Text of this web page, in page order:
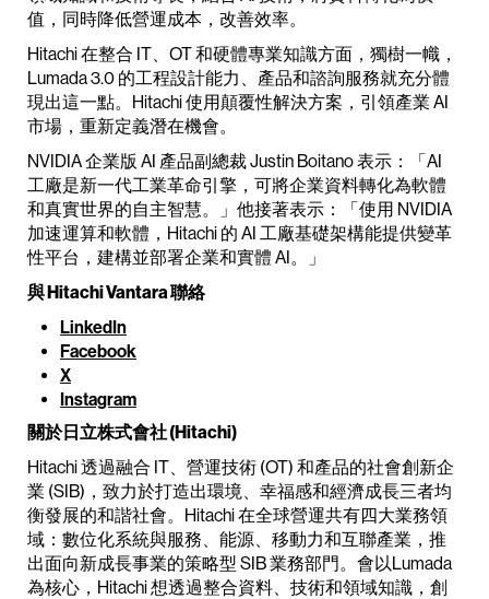
值，同時降低營運成本，改善效率。
Hitachi 在整合 IT、OT 和硬體專業知識方面，獨樹一幟，
Lumada 3.0 的工程設計能力、產品和諮詢服務就充分體
現出這一點。Hitachi 使用顛覆性解決方案，引領產業 AI
市場，重新定義潛在機會。
NVIDIA 企業版 AI 產品副總裁 Justin Boitano 表示：「AI
工廠是新一代工業革命引擎，可將企業資料轉化為軟體
和真實世界的自主智慧。」他接著表示：「使用 NVIDIA
加速運算和軟體，Hitachi 的 AI 工廠基礎架構能提供變革
性平台，建構並部署企業和實體 AI。」
與 Hitachi Vantara 聯絡
LinkedIn
Facebook
X
Instagram
關於日立株式會社 (Hitachi)
Hitachi 透過融合 IT、營運技術 (OT) 和產品的社會創新企
業 (SIB)，致力於打造出環境、幸福感和經濟成長三者均
衡發展的和諧社會。Hitachi 在全球營運共有四大業務領
域：數位化系統與服務、能源、移動力和互聯產業，推
出面向新成長事業的策略型 SIB 業務部門。會以Lumada
為核心，Hitachi 想透過整合資料、技術和領域知識，創